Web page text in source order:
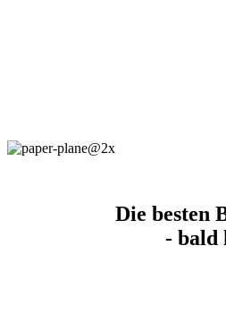
Die besten
- bald